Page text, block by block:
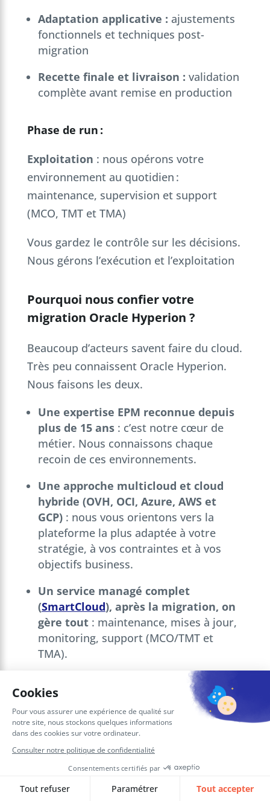
Adaptation applicative : ajustements
fonctionnels et techniques post-
migration
Recette finale et livraison : validation
complète avant remise en production
Phase de run :
Exploitation : nous opérons votre
environnement au quotidien :
maintenance, supervision et support
(MCO, TMT et TMA)
Vous gardez le contrôle sur les décisions.
Nous gérons l’exécution et l’exploitation
Pourquoi nous confier votre
migration Oracle Hyperion ?
Beaucoup d’acteurs savent faire du cloud.
Très peu connaissent Oracle Hyperion.
Nous faisons les deux.
Une expertise EPM reconnue depuis
plus de 15 ans: c’est notre cœur de
métier. Nous connaissons chaque
recoin de ces environnements.
Une approche multicloud et cloud
hybride (OVH, OCI, Azure, AWS et
GCP): nous vous orientons vers la
plateforme la plus adaptée à votre
stratégie, à vos contraintes et à vos
objectifs business.
Un service managé complet
(SmartCloud), après la migration, on
gère tout: maintenance, mises à jour,
monitoring, support (MCO/TMT et
TMA).
Un seul interlocuteur applicatif et
infrastructure
, afin d’éviter tout renvoi
de responsabilité entre les
prestataires.
En nous confiantvos plateformes EPM
vous bénéficiez d’une solution clé en
main et d’une approche multicloud /